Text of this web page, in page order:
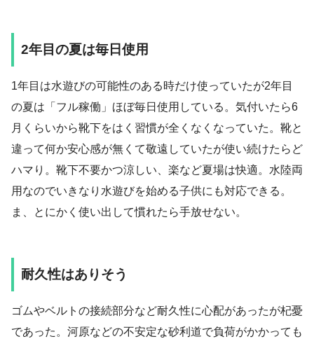
2年目の夏は毎日使用
1年目は水遊びの可能性のある時だけ使っていたが2年目
の夏は「フル稼働」ほぼ毎日使用している。気付いたら6
月くらいから靴下をはく習慣が全くなくなっていた。靴と
違って何か安心感が無くて敬遠していたが使い続けたらど
ハマり。靴下不要かつ涼しい、楽など夏場は快適。水陸両
用なのでいきなり水遊びを始める子供にも対応できる。
ま、とにかく使い出して慣れたら手放せない。
耐久性はありそう
ゴムやベルトの接続部分など耐久性に心配があったが杞憂
であった。河原などの不安定な砂利道で負荷がかかっても